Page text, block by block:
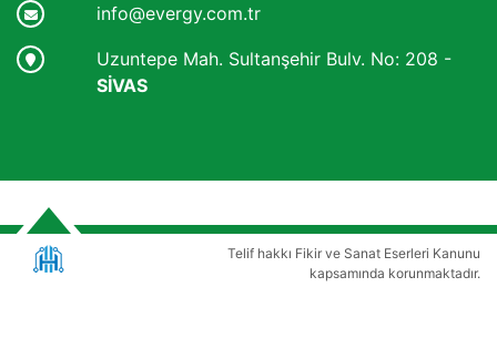
info@evergy.com.tr
Uzuntepe Mah. Sultanşehir Bulv. No: 208 -
SİVAS
Telif hakkı Fikir ve Sanat Eserleri Kanunu
kapsamında korunmaktadır.